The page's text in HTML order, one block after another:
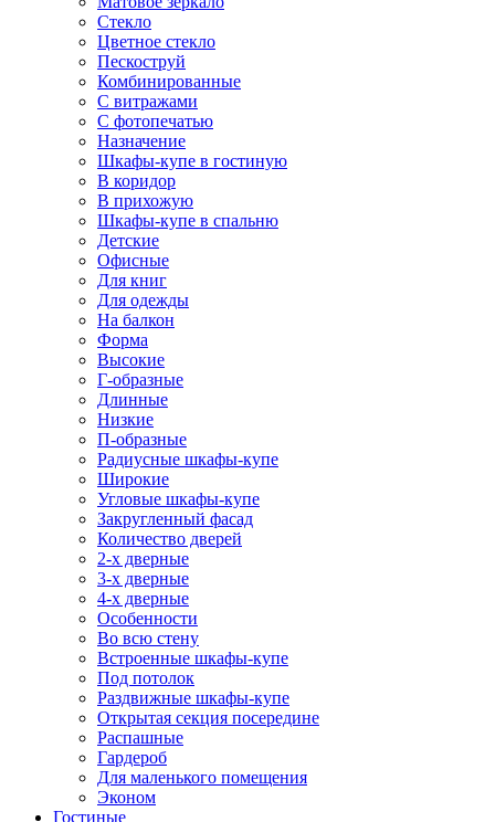
Стекло
Цветное стекло
Пескоструй
Комбинированные
С витражами
С фотопечатью
Назначение
Шкафы-купе в гостиную
В коридор
В прихожую
Шкафы-купе в спальню
Детские
Офисные
Для книг
Для одежды
На балкон
Форма
Высокие
Г-образные
Длинные
Низкие
П-образные
Радиусные шкафы-купе
Широкие
Угловые шкафы-купе
Закругленный фасад
Количество дверей
2-х дверные
3-х дверные
4-х дверные
Особенности
Во всю стену
Встроенные шкафы-купе
Под потолок
Раздвижные шкафы-купе
Открытая секция посередине
Распашные
Гардероб
Для маленького помещения
Эконом
Гостиные